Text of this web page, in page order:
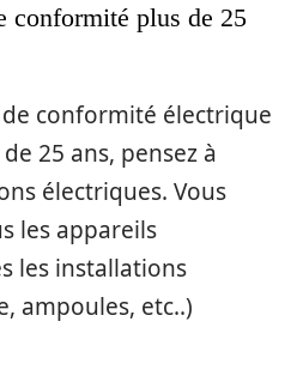
conformité plus de 25
conformité électrique
25 ans, pensez à
électriques. Vous
les appareils
les installations
ampoules, etc..)